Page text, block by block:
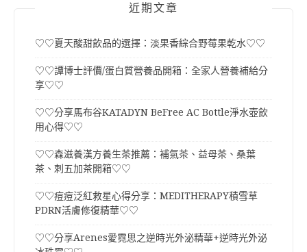
近期文章
♡♡夏天酸甜飲品的選擇：淡果香綜合野莓果乾水♡♡
♡♡譚博士評價/蛋白質營養品開箱：全家人營養補給分
享♡♡
♡♡分享馬布谷KATADYN BeFree AC Bottle淨水壺飲
用心得♡♡
♡♡森滋養漢方養生茶推薦：補氣茶、益母茶、桑葉
茶、刺五加茶開箱♡♡
♡♡痘痘泛紅救星心得分享：MEDITHERAPY積雪草
PDRN活膚修復精華♡♡
♡♡分享Arenes愛霓思之逆時光外泌精華+逆時光外泌